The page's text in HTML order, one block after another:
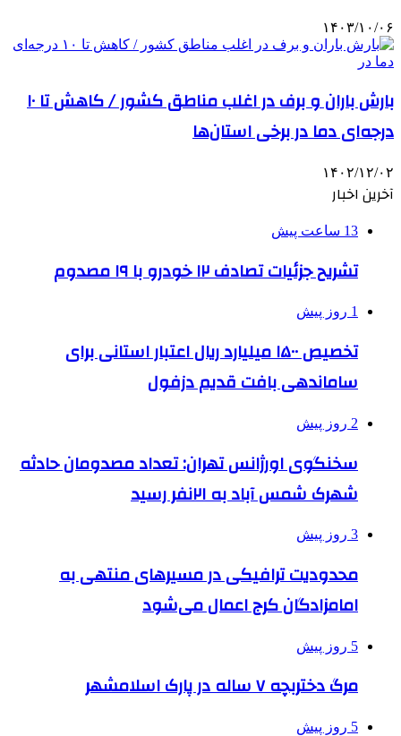
۱۴۰۳/۱۰/۰۶
بارش باران و برف در اغلب مناطق کشور / کاهش تا ۱۰
درجه‌ای دما در برخی استان‌ها
۱۴۰۲/۱۲/۰۲
آخرین اخبار
13 ساعت پیش
تشریح جزئیات تصادف ۱۲ خودرو با ۱۹ مصدوم
1 روز پیش
تخصیص ۱۵۰۰ میلیارد ریال اعتبار استانی برای
ساماندهی بافت قدیم دزفول
2 روز پیش
سخنگوی اورژانس تهران: تعداد مصدومان حادثه
شهرک شمس آباد به ۲۱نفر رسید
3 روز پیش
محدودیت ترافیکی در مسیرهای منتهی به
امامزادگان کرج اعمال می‌شود
5 روز پیش
مرگ دختربچه ۷ ساله در پارک اسلامشهر
5 روز پیش